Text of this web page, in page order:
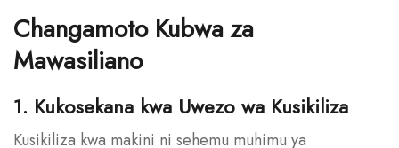
Changamoto Kubwa za
Mawasiliano
1. Kukosekana kwa Uwezo wa Kusikiliza
Kusikiliza kwa makini ni sehemu muhimu ya